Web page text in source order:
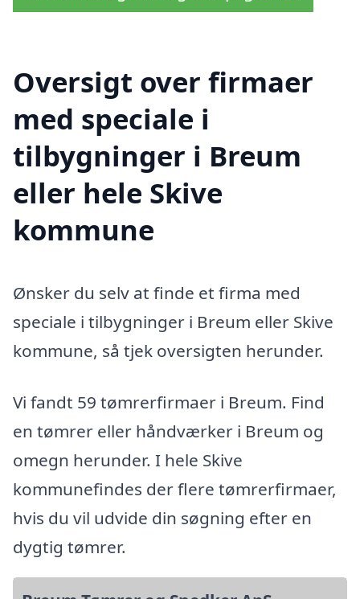
Oversigt over firmaer
med speciale i
tilbygninger i Breum
eller hele Skive
kommune
Ønsker du selv at finde et firma med
speciale i tilbygninger i Breum eller Skive
kommune, så tjek oversigten herunder.
Vi fandt 59 tømrerfirmaer i Breum. Find
en tømrer eller håndværker i Breum og
omegn herunder. I hele Skive
kommunefindes der flere tømrerfirmaer,
hvis du vil udvide din søgning efter en
dygtig tømrer.